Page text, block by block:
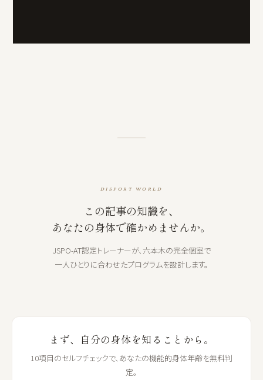
DISPORT WORLD
この記事の知識を、
あなたの身体で確かめませんか。
JSPO-AT認定トレーナーが、六本木の完全個室で
一人ひとりに合わせたプログラムを設計します。
まず、自分の身体を知ることから。
10項目のセルフチェックで、あなたの機能的身体年齢を無料判
定。